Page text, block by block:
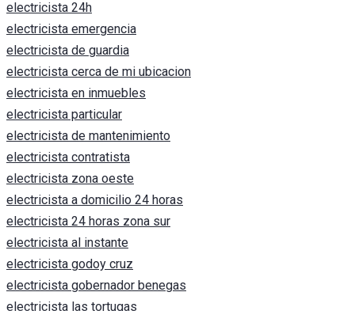
electricista 24h
electricista emergencia
electricista de guardia
electricista cerca de mi ubicacion
electricista en inmuebles
electricista particular
electricista de mantenimiento
electricista contratista
electricista zona oeste
electricista a domicilio 24 horas
electricista 24 horas zona sur
electricista al instante
electricista godoy cruz
electricista gobernador benegas
electricista las tortugas